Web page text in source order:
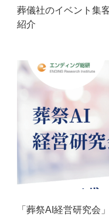
葬儀社のイベント集
紹介
「葬祭AI経営研究会